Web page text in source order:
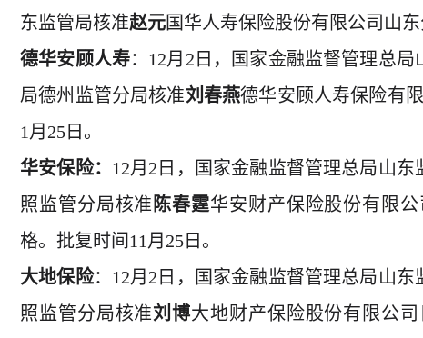
东监管局核准赵元国华人寿保险股份有限公司山
德华安顾人寿：12月2日，国家金融监督管理总
局德州监管分局核准刘春燕德华安顾人寿保险有
1月25日。
华安保险： 12月2日，国家金融监督管理总局山
照监管分局核准 陈春霆华安财产保险股份有限
格。批复时间11月25日。
大地保险：12月2日，国家金融监督管理总局山
照监管分局核准刘博大地财产保险股份有限公